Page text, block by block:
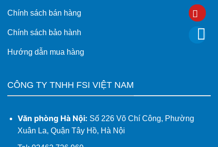
Chính sách bán hàng
Chính sách bảo hành
Hướng dẫn mua hàng
CÔNG TY TNHH FSI VIỆT NAM
Văn phòng Hà Nội: Số 226 Võ Chí Công, Phường
Xuân La, Quận Tây Hồ, Hà Nội